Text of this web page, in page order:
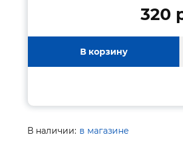
320
В корзину
В наличии: в магазине